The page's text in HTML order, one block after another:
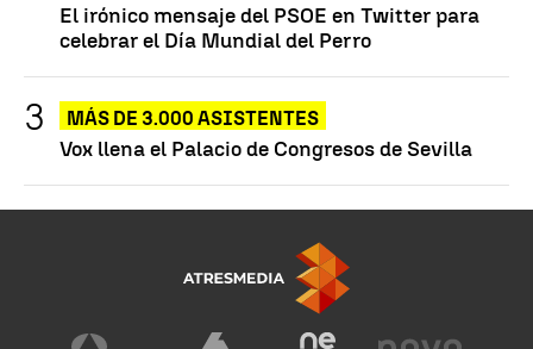
El irónico mensaje del PSOE en Twitter para
celebrar el Día Mundial del Perro
MÁS DE 3.000 ASISTENTES
Vox llena el Palacio de Congresos de Sevilla